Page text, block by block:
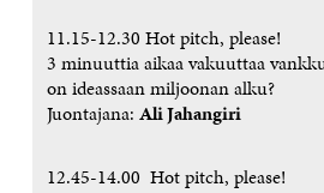
11.15-12.30 Hot pitch, please!
3 minuuttia aikaa vakuuttaa
on ideassaan miljoonan alku?
Juontajana: Ali Jahangiri
12.45-14.00 Hot pitch, please!